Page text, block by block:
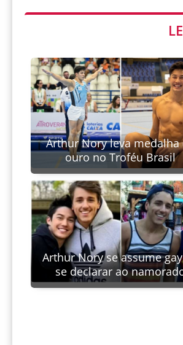
Arthur Nory leva medalha
ouro no Troféu Brasil
Arthur Nory se assume
se declarar ao